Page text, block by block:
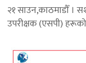
२१ साउन,काठमाडौँ ।
उपरीक्षक (एसपी)